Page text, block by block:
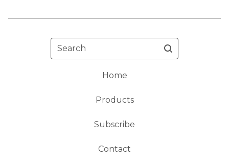
Search
Home
Products
Subscribe
Contact